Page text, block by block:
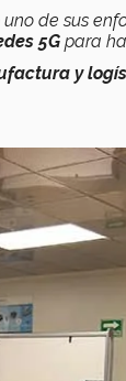
de sus
5G para
y